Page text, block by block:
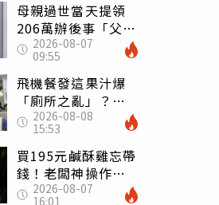
母親過世當天提領
206萬辦後事「父子
遭判刑」 律師：
搶錢先下手是罪
2026-08-07
09:55
飛機餐發這果汁爆
「廁所之亂」？乘
客崩潰：差點丟大
臉 醫揭3類人別亂
喝
2026-08-08
15:53
買195元鹹酥雞忘帶
錢！老闆神操作
「倒找5元」 全網
2026-08-07
16:01